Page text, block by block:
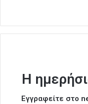
Η
Εγγραφείτε στο